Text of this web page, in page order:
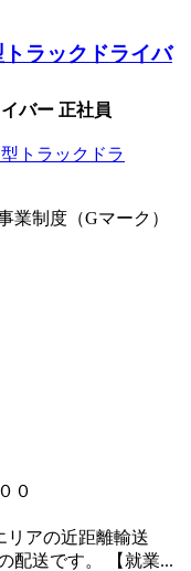
トラックドライバ
バー 正社員
業制度（Gマーク）
０
リアの近距離輸送
配送です。 【就業...